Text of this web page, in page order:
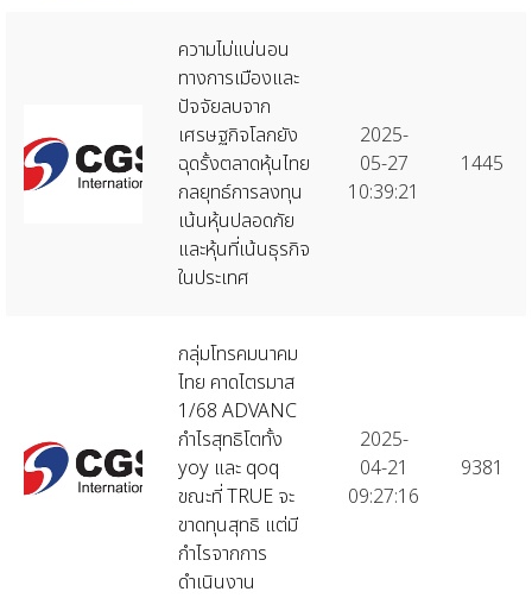
ความไม่แน่นอน
ทางการเมืองและ
ปัจจัยลบจาก
เศรษฐกิจโลกยัง
ฉุดรั้งตลาดหุ้นไทย
กลยุทธ์การลงทุน
เน้นหุ้นปลอดภัย
และหุ้นที่เน้นธุรกิจ
ในประเทศ
2025-
05-27
10:39:21
1445
กลุ่มโทรคมนาคม
ไทย คาดไตรมาส
1/68 ADVANC
กำไรสุทธิโตทั้ง
yoy และ qoq
ขณะที่ TRUE จะ
ขาดทุนสุทธิ แต่มี
กำไรจากการ
ดำเนินงาน
2025-
04-21
09:27:16
9381